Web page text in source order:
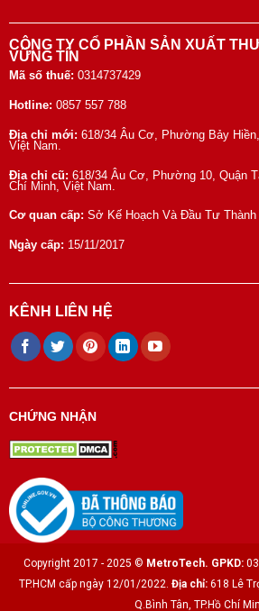
CÔNG TY CỔ PHẦN SẢN XUẤT
VỮNG TÍN
Mã số thuế: 0314737429
Hotline: 0857 557 788
Địa chỉ mới: 618/34 Âu Cơ, Phường Bảy
Việt Nam.
Địa chỉ cũ: 618/34 Âu Cơ, Phường 10, Quận
Chí Minh, Việt Nam.
Cơ quan cấp: Sở Kế Hoạch Và Đầu Tư Thành
Ngày cấp: 15/11/2017
KÊNH LIÊN HỆ
CHỨNG NHẬN
Copyright 2017 - 2025 © MetroTech. GPKD:
TP.HCM cấp ngày 12/01/2022. Địa chỉ:618 Lê
Q.Bình Tân, TP.Hồ Chí